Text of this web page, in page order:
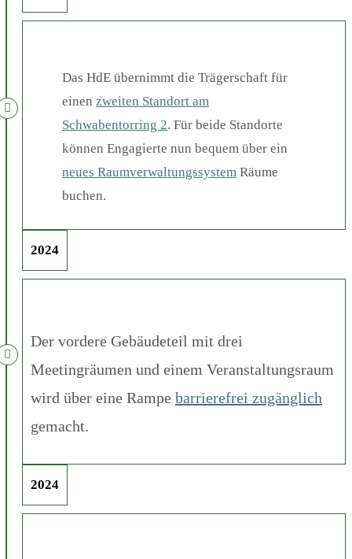
Das HdE übernimmt die Trägerschaft für
einen zweiten Standort am
Schwabentorring 2. Für beide Standorte
können Engagierte nun bequem über ein
neues Raumverwaltungssystem Räume
buchen.
Der vordere Gebäudeteil mit drei
Meetingräumen und einem Veranstaltungsraum
wird über eine Rampe barrierefrei zugänglich
gemacht.
2024
2024